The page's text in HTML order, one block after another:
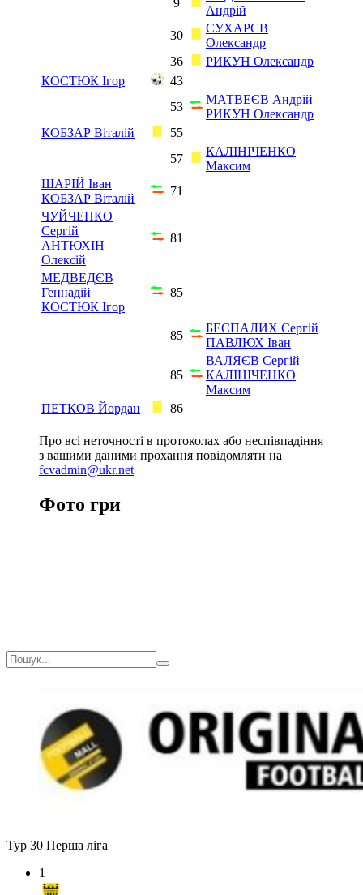
Андрій
30
СУХАРЄВ
Олександр
36
РИКУН Олександр
КОСТЮК Ігор
43
53
МАТВЕЄВ Андрій
РИКУН Олександр
КОБЗАР Віталій
55
57
КАЛIНІЧЕНКО
Максим
ШАРІЙ Іван
КОБЗАР Віталій
71
ЧУЙЧЕНКО
Сергій
АНТЮХІН
Олексій
81
МЕДВЕДЄВ
Геннадій
КОСТЮК Ігор
85
85
БЕСПАЛИХ Сергій
ПАВЛЮХ Іван
85
ВАЛЯЄВ Сергій
КАЛIНІЧЕНКО
Максим
ПЕТКОВ Йордан
86
Про всі неточності в протоколах або неспівпадіння
з вашими даними прохання повідомляти на
fcvadmin@ukr.net
Фото гри
Тур 30 Перша ліга
1